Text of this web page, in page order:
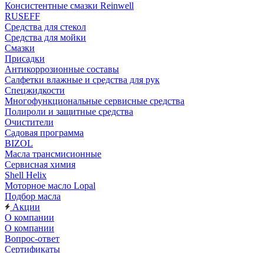
Консистентные смазки Reinwell
RUSEFF
Средства для стекол
Средства для мойки
Смазки
Присадки
Антикоррозионные составы
Салфетки влажные и средства для рук
Спецжидкости
Многофункциональные сервисные средства
Полироли и защитные средства
Очистители
Садовая программа
BIZOL
Масла трансмисионные
Сервисная химия
Shell Helix
Моторное масло Lopal
Подбор масла
Акции
О компании
О компании
Вопрос-ответ
Сертификаты